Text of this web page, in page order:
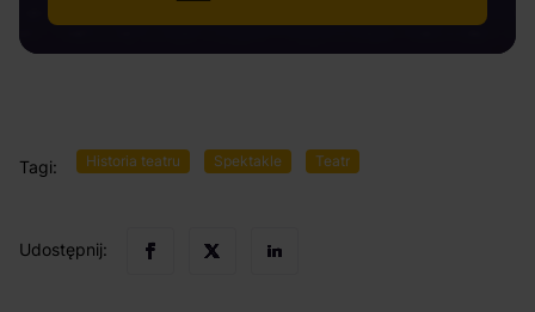
Tagi: Historia teatru Spektakle Teatr
Udostępnij: